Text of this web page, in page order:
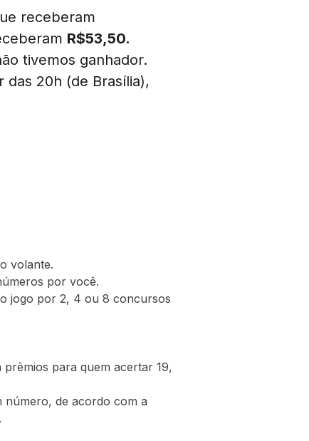
receberam
R$53,50.
tivemos ganhador.
20h (de Brasília),
volante.
por você.
jogo por 2, 4 ou 8 concursos
para quem acertar 19,
número, de acordo com a